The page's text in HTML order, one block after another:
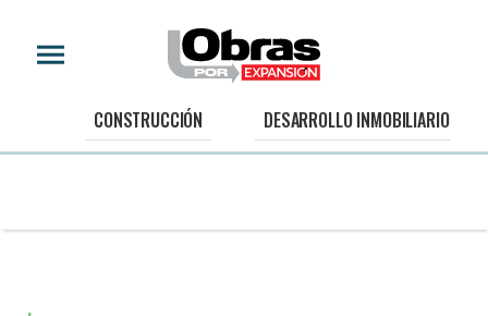
CONSTRUCCIÓN DESARROLLO INMOBILIARIO